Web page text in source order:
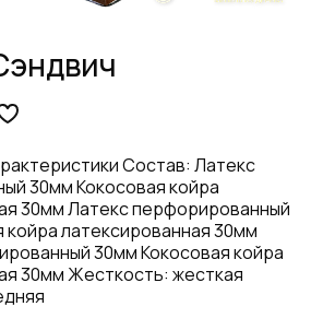
Состав: Латекс
30мм Кокосовая койра
30мм Латекс перфорированный
койра латексированная 30мм
30мм Кокосовая койра
30мм Жесткость: жесткая